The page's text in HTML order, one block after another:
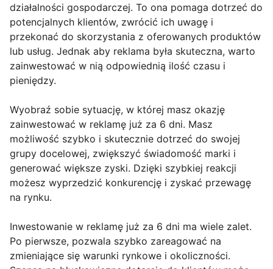
działalności gospodarczej. To ona pomaga dotrzeć do
potencjalnych klientów, zwrócić ich uwagę i
przekonać do skorzystania z oferowanych produktów
lub usług. Jednak aby reklama była skuteczna, warto
zainwestować w nią odpowiednią ilość czasu i
pieniędzy.
Wyobraź sobie sytuację, w której masz okazję
zainwestować w reklamę już za 6 dni. Masz
możliwość szybko i skutecznie dotrzeć do swojej
grupy docelowej, zwiększyć świadomość marki i
generować większe zyski. Dzięki szybkiej reakcji
możesz wyprzedzić konkurencję i zyskać przewagę
na rynku.
Inwestowanie w reklamę już za 6 dni ma wiele zalet.
Po pierwsze, pozwala szybko zareagować na
zmieniające się warunki rynkowe i okoliczności.